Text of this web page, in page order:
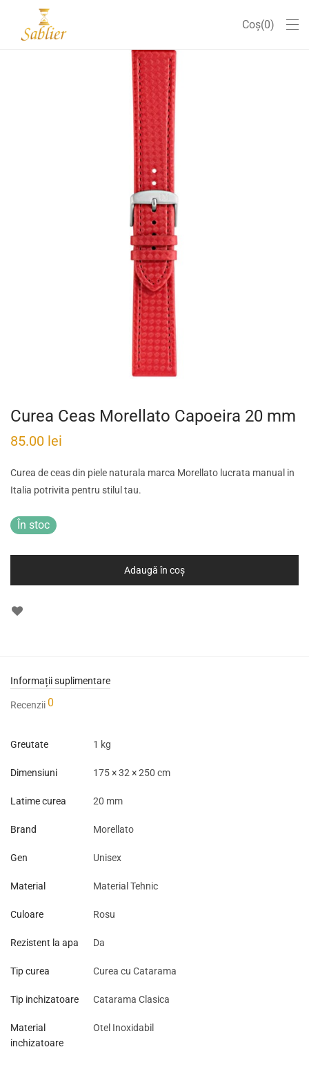
Coș 0
Curea Ceas Morellato Capoeira 20 mm
85.00 lei
Curea de ceas din piele naturala marca Morellato lucrata manual in
Italia potrivita pentru stilul tau.
În stoc
Adaugă în coș
Informații suplimentare
Recenzii 0
Greutate 1 kg
Dimensiuni 175 × 32 × 250 cm
Latime curea 20 mm
Brand Morellato
Gen Unisex
Material Material Tehnic
Culoare Rosu
Rezistent la apa Da
Tip curea Curea cu Catarama
Tip inchizatoare Catarama Clasica
Material
inchizatoare
Otel Inoxidabil